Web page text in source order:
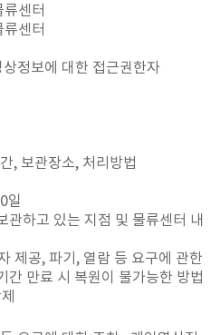
센터
센터
정보에 대한 접근권한자
, 보관장소, 처리방법
일
관하고 있는 지점 및 물류센터 내
제공, 파기, 열람 등 요구에 관한
간 만료 시 복원이 불가능한 방법